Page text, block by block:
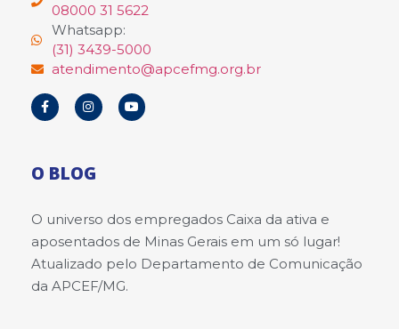
08000 31 5622
Whatsapp:
(31) 3439-5000
atendimento@apcefmg.org.br
O BLOG
O universo dos empregados Caixa da ativa e
aposentados de Minas Gerais em um só lugar!
Atualizado pelo Departamento de Comunicação
da APCEF/MG.